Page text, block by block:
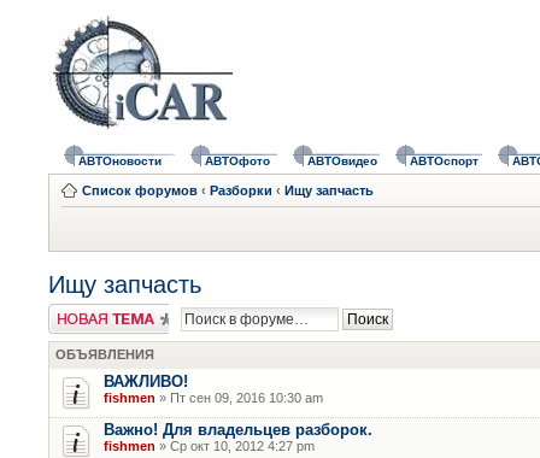
АВТОновости АВТОфото АВТОвидео АВТОспорт
Список форумов ‹ Разборки ‹ Ищу запчасть
Ищу запчасть
Новая тема
ОБЪЯВЛЕНИЯ
ВАЖЛИВО!
fishmen » Пт сен 09, 2016 10:30 am
Важно! Для владельцев разборок.
fishmen » Ср окт 10, 2012 4:27 pm